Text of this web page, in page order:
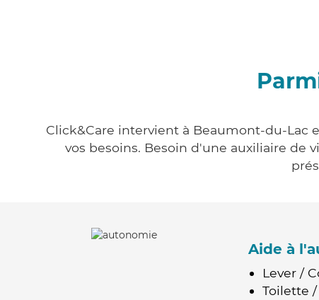
Click&Care intervient à Beaumont-du-Lac
vos besoins. Besoin d'une auxiliaire de
Aide à
Lever /
Toilette